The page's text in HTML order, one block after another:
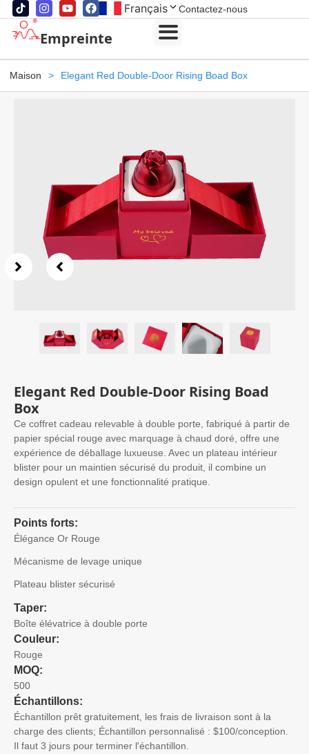
Français Contactez-nous
Empreinte
Maison > Elegant Red Double-Door Rising Boad Box
Elegant Red Double-Door Rising Boad
Box
Ce coffret cadeau relevable à double porte, fabriqué à partir de
papier spécial rouge avec marquage à chaud doré, offre une
expérience de déballage luxueuse. Avec un plateau intérieur
blister pour un maintien sécurisé du produit, il combine un
design opulent et une fonctionnalité pratique.
Points forts:
Élégance Or Rouge
Mécanisme de levage unique
Plateau blister sécurisé
Taper:
Boîte élévatrice à double porte
Couleur:
Rouge
MOQ:
500
Échantillons:
Échantillon prêt gratuitement, les frais de livraison sont à la
charge des clients; Échantillon personnalisé : $100/conception.
Il faut 3 jours pour terminer l'échantillon.